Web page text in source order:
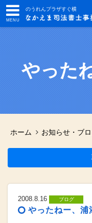
のうれんプラザすぐ横
やった
ホーム お知らせ・ブ
2008.8.16 ブログ
やったねー、浦